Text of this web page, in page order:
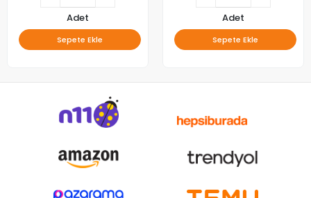
Adet
Sepete Ekle
Adet
Sepete Ekle